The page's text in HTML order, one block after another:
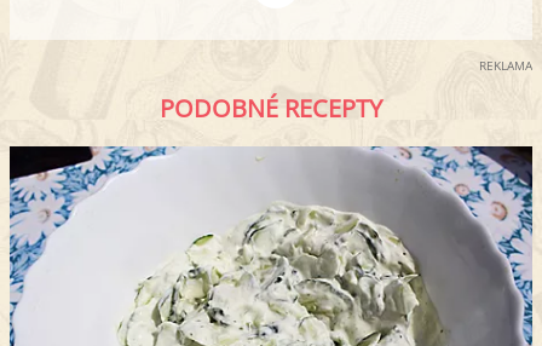
REKLAMA
PODOBNÉ RECEPTY